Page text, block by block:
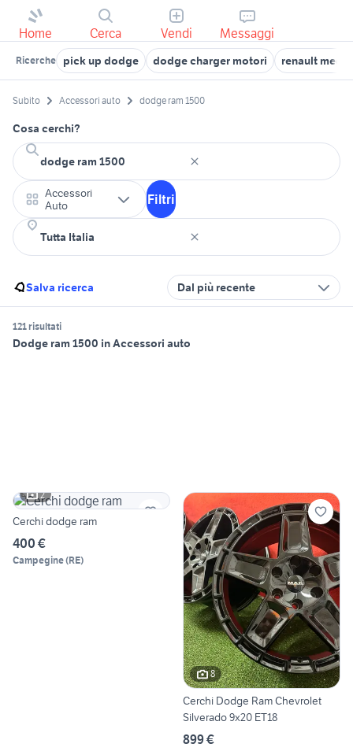
Home Cerca Vendi Messaggi
Ricerche pick up dodge dodge charger motori renault
Subito Accessori auto dodge ram 1500
Cosa cerchi?
Accessori
Auto
Filtri
Salva ricerca Dal più recente
121 risultati
Dodge ram 1500 in Accessori auto
2
Cerchi dodge ram
400 €
Campegine(RE)
8
Cerchi Dodge Ram Chevrolet
Silverado 9x20 ET18
899 €